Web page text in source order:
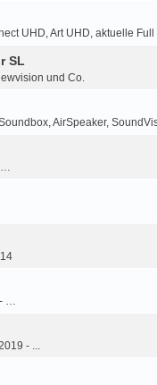
UHD, Art UHD, aktuelle
SL
und Co.
AirSpeaker,
…
- …
- ...